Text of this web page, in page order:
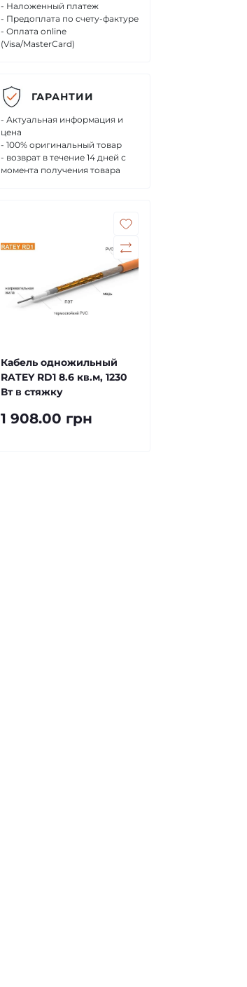
- Наложенный платеж
- Предоплата по счету-фактуре
- Оплата online
(Visa/MasterCard)
ГАРАНТИИ
- Актуальная информация и
цена
- 100% оригинальный товар
- возврат в течение 14 дней с
момента получения товара
Кабель одножильный
RATEY RD1 8.6 кв.м, 1230
Вт в стяжку
1 908.00 грн